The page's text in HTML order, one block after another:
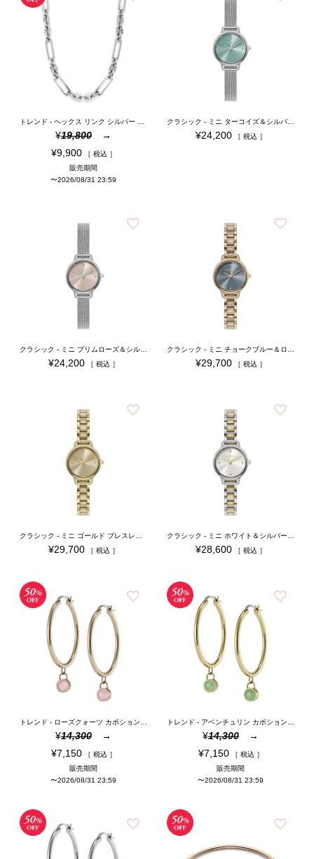
トレンド - ヘックス リンク シルバー ネックレス
¥19,800
¥9,900
税込
販売期間
〜2026/08/31 23:59
クラシック - ミニ ターコイズ＆シルバー メッシュ
¥24,200 税込
クラシック - ミニ プリムローズ＆シルバー メッシュ
¥24,200 税込
クラシック - ミニ チョークブルー＆ローズゴールド ブレスレット
¥29,700 税込
クラシック - ミニ ゴールド ブレスレット
¥29,700 税込
クラシック - ミニ ホワイト＆シルバー ゴールド ブレスレット
¥28,600 税込
トレンド - ローズクォーツ カボション ローズゴールド ジェムストーン フープ ピアス
¥14,300
¥7,150
税込
販売期間
〜2026/08/31 23:59
トレンド - アベンチュリン カボション ゴールド ジェムストーン フープ ピアス
¥14,300
¥7,150
税込
販売期間
〜2026/08/31 23:59